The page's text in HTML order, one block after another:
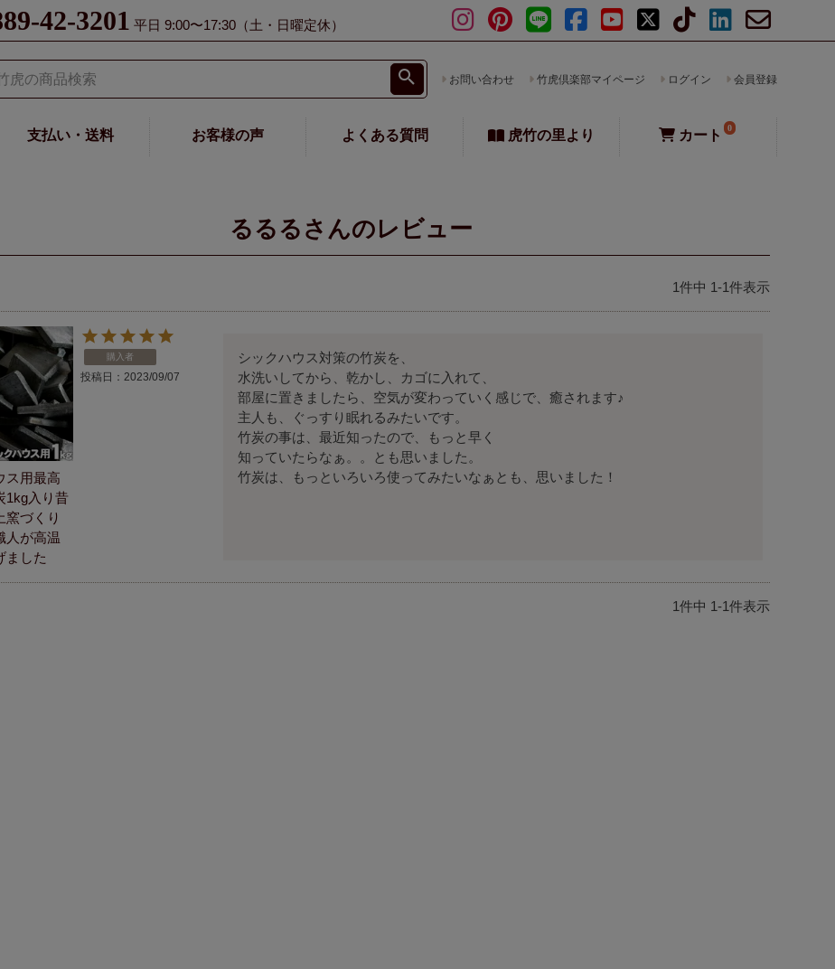
42-3201 平日 9:00〜17:30（土・日曜定休）
お問い合わせ 竹虎倶楽部マイページ ログイン 会員登録
支払い・送料 お客様の声 よくある質問 虎竹の里より カート 0
るるるさんのレビュー
1件中 1-1件表示
ス用最高
1kg入り昔
窯づくり
人が高温
ました
購入者
投稿日 2023/09/07
シックハウス対策の竹炭を、
水洗いしてから、乾かし、カゴに入れて、
部屋に置きましたら、空気が変わっていく感じで、癒されます♪
主人も、ぐっすり眠れるみたいです。
竹炭の事は、最近知ったので、もっと早く
知っていたらなぁ。。とも思いました。
竹炭は、もっといろいろ使ってみたいなぁとも、思いました！
1件中 1-1件表示